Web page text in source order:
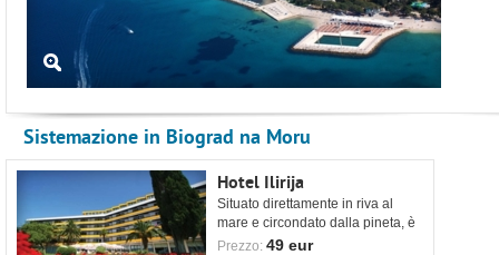
Sistemazione in Biograd na Moru
Hotel Ilirija
Situato direttamente in riva al
mare e circondato dalla pineta, è
vicino al centro di Biograd.
Prezzo: 49 eur